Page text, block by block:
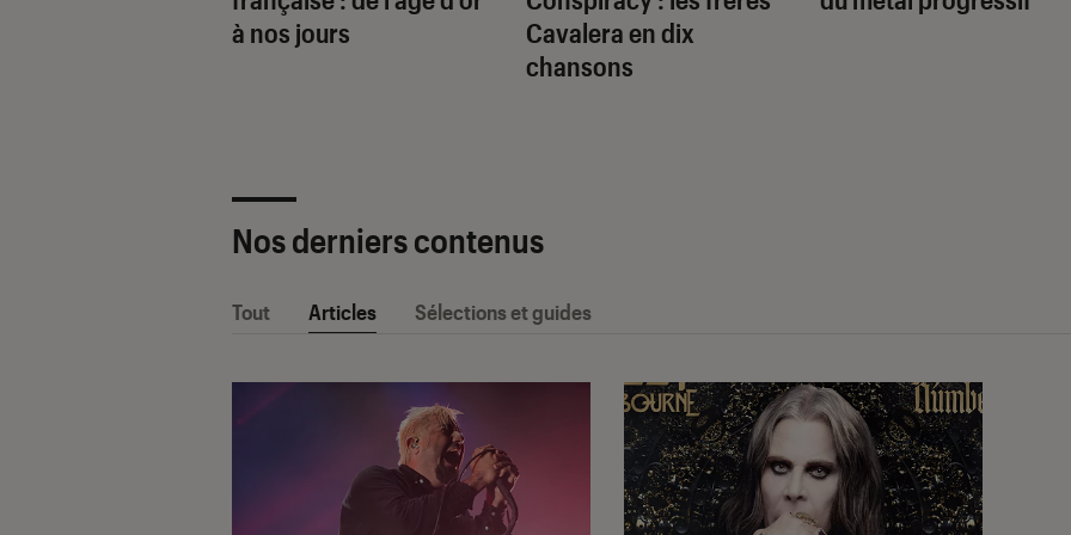
à nos jours
Cavalera en dix
chansons
Nos derniers contenus
Tout Articles Sélections et guides